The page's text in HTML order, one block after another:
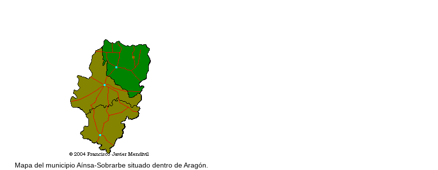
Mapa del municipio Aínsa-Sobrarbe situado dentro de Aragón.